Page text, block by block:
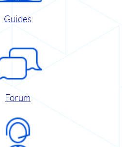
Guides
Forum